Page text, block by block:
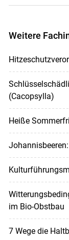
Weitere
(Cacopsylla)
Heiße
im Bio-Obstbau
7 Wege die